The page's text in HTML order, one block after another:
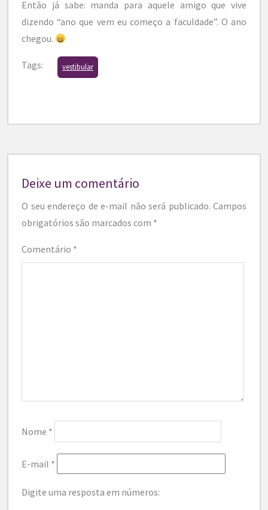
Então já sabe: manda para aquele amigo que vive
dizendo “ano que vem eu começo a faculdade”. O ano
chegou.
Tags: vestibular
Deixe um comentário
O seu endereço de e-mail não será publicado. Campos
obrigatórios são marcados com *
Comentário *
Nome *
E-mail *
Digite uma resposta em números: